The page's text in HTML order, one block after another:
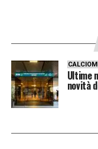
Ultime
novità